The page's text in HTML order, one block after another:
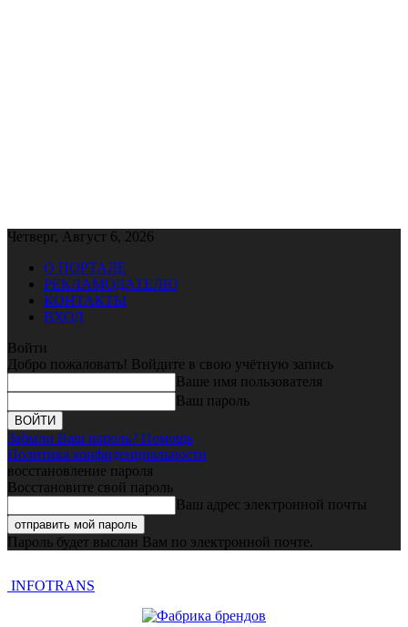
Четверг, Август 6, 2026
О ПОРТАЛЕ
РЕКЛАМОДАТЕЛЮ
КОНТАКТЫ
ВХОД
Войти
Добро пожаловать! Войдите в свою учётную запись
Ваше имя пользователя
Ваш пароль
Забыли Ваш пароль? Помощь
Политика конфиденциальности
восстановление пароля
Восстановите свой пароль
Ваш адрес электронной почты
Пароль будет выслан Вам по электронной почте.
INFOTRANS